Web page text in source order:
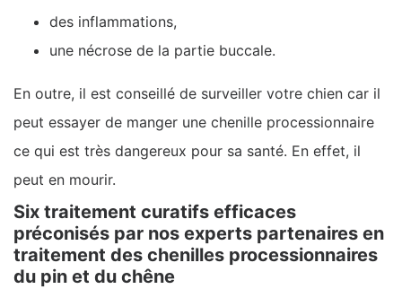
des inflammations,
une nécrose de la partie buccale.
En outre, il est conseillé de surveiller votre chien car il
peut essayer de manger une chenille processionnaire
ce qui est très dangereux pour sa santé. En effet, il
peut en mourir.
Six traitement curatifs efficaces
préconisés par nos experts partenaires en
traitement des chenilles processionnaires
du pin et du chêne